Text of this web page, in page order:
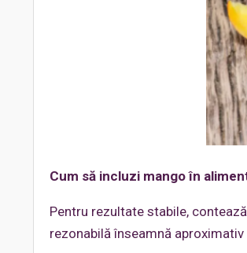
Cum să incluzi mango în
Pentru rezultate stabile,
rezonabilă înseamnă